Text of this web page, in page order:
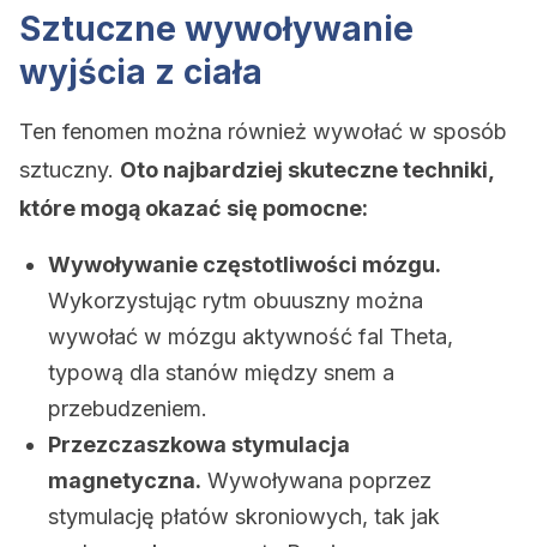
Sztuczne wywoływanie
wyjścia z ciała
Ten fenomen można również wywołać w sposób
sztuczny. Oto najbardziej skuteczne techniki,
które mogą okazać się pomocne:
Wywoływanie częstotliwości mózgu.
Wykorzystując rytm obuuszny można
wywołać w mózgu aktywność fal Theta,
typową dla stanów między snem a
przebudzeniem.
Przezczaszkowa stymulacja
magnetyczna. Wywoływana poprzez
stymulację płatów skroniowych, tak jak